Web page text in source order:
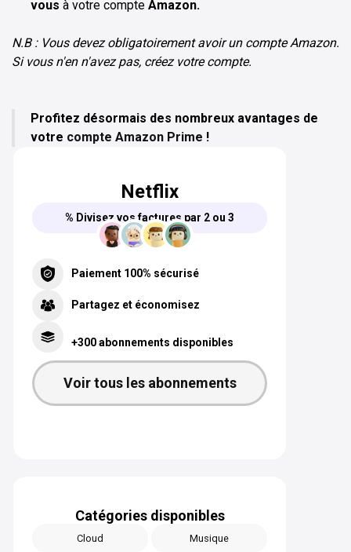
vous à votre compte Amazon.
N.B : Vous devez obligatoirement avoir un compte Amazon.
Si vous n'en n'avez pas, créez votre compte.
Profitez désormais des nombreux avantages de
votre compte Amazon Prime !
Netflix
% Divisez vos factures par 2 ou 3
Paiement 100% sécurisé
Partagez et économisez
+300 abonnements disponibles
Voir tous les abonnements
Catégories disponibles
Cloud Musique